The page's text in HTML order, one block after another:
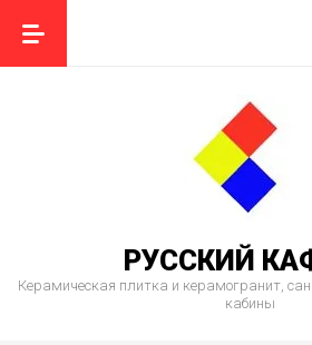
РУССКИЙ
Керамическая плитка и керамогранит,
кабины